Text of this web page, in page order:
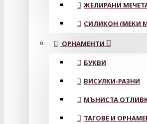
ЖЕЛИРАНИ
СИЛИКОН (МЕКИ
ОРНАМЕНТИ
БУКВИ
ВИСУЛКИ-РАЗНИ
МЪНИСТА
ТАГОВЕ И